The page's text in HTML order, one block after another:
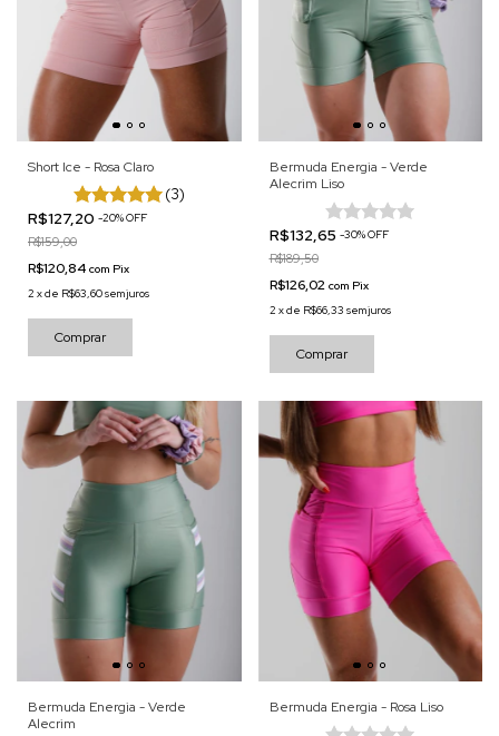
Short Ice - Rosa Claro
(3)
R$127,20 -20%OFF
R$159,00
R$120,84 com Pix
2 xde R$63,60sem juros
Comprar
Bermuda Energia - Verde
Alecrim Liso
R$132,65 -30%OFF
R$189,50
R$126,02 com Pix
2 xde R$66,33 sem juros
Comprar
Bermuda Energia - Verde
Alecrim
Bermuda Energia - Rosa Liso